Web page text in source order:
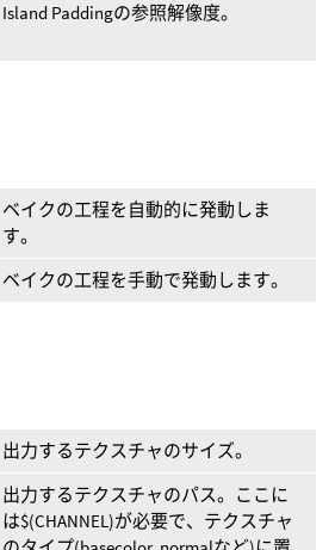
Island Paddingの参照解像度。
ベイクの工程を自動的に発動しま
す。
ベイクの工程を手動で発動します。
出力するテクスチャのサイズ。
出力するテクスチャのパス。ここに
は$(CHANNEL)が必要で、テクスチャ